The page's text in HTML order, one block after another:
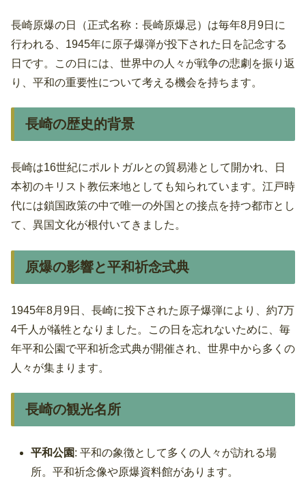
長崎原爆の日（正式名称：長崎原爆忌）は毎年8月9日に
行われる、1945年に原子爆弾が投下された日を記念する
日です。この日には、世界中の人々が戦争の悲劇を振り返
り、平和の重要性について考える機会を持ちます。
長崎の歴史的背景
長崎は16世紀にポルトガルとの貿易港として開かれ、日
本初のキリスト教伝来地としても知られています。江戸時
代には鎖国政策の中で唯一の外国との接点を持つ都市とし
て、異国文化が根付いてきました。
原爆の影響と平和祈念式典
1945年8月9日、長崎に投下された原子爆弾により、約7万
4千人が犠牲となりました。この日を忘れないために、毎
年平和公園で平和祈念式典が開催され、世界中から多くの
人々が集まります。
長崎の観光名所
平和公園: 平和の象徴として多くの人々が訪れる場
所。平和祈念像や原爆資料館があります。